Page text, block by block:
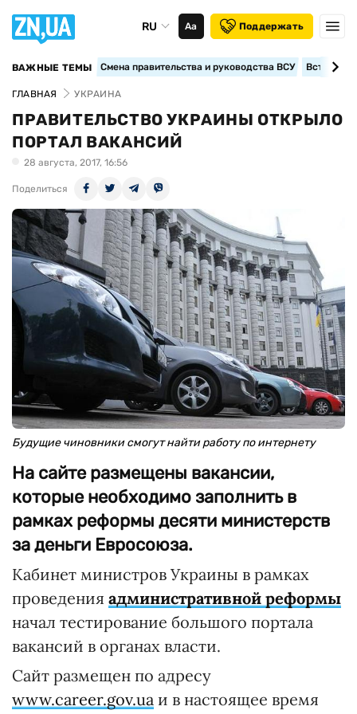
RU Аа Поддержать
ВАЖНЫЕ ТЕМЫ Смена правительства и руководства ВСУ
ГЛАВНАЯ УКРАИНА
ПРАВИТЕЛЬСТВО УКРАИНЫ ОТКРЫЛО
ПОРТАЛ ВАКАНСИЙ
28 августа, 2017, 16:56
Поделиться
Будущие чиновники смогут найти работу по интернету
На сайте размещены вакансии,
которые необходимо заполнить в
рамках реформы десяти министерств
за деньги Евросоюза.
Кабинет министров Украины в рамках
проведения административной реформы
начал тестирование большого портала
вакансий в органах власти.
Сайт размещен по адресу
www.career.gov.ua и в настоящее время